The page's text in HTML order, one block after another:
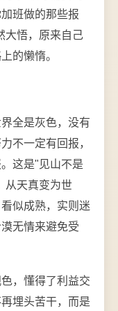
班做的那些报
大悟，原来自己
的懒惰。
全是灰色，没有
不一定有回报，
这是"见山不是
从天真变为世
似成熟，实则迷
无情来避免受
，懂得了利益交
埋头苦干，而是